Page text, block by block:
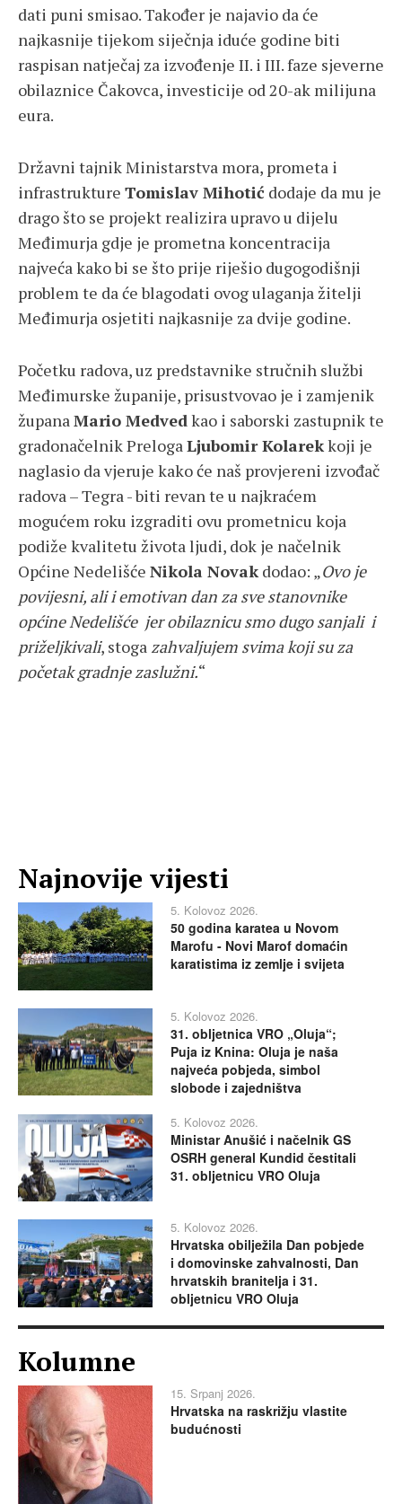
dati puni smisao. Također je najavio da će
najkasnije tijekom siječnja iduće godine biti
raspisan natječaj za izvođenje II. i III. faze sjeverne
obilaznice Čakovca, investicije od 20-ak milijuna
eura.
Državni tajnik Ministarstva mora, prometa i
infrastrukture Tomislav Mihotić dodaje da mu je
drago što se projekt realizira upravo u dijelu
Međimurja gdje je prometna koncentracija
najveća kako bi se što prije riješio dugogodišnji
problem te da će blagodati ovog ulaganja žitelji
Međimurja osjetiti najkasnije za dvije godine.
Početku radova, uz predstavnike stručnih službi
Međimurske županije, prisustvovao je i zamjenik
županaMario Medvedkao i saborski zastupnik te
gradonačelnik PrelogaLjubomir Kolarekkoji je
naglasio da vjeruje kako će naš provjereni izvođač
radova – Tegra - biti revan te u najkraćem
mogućem roku izgraditi ovu prometnicu koja
podiže kvalitetu života ljudi, dok je načelnik
Općine Nedelišće Nikola Novakdodao: „Ovo je
povijesni, ali i emotivan dan za sve stanovnike
općine Nedelišće jer obilaznicu smo dugo sanjali i
priželjkivali, stoga zahvaljujem svima koji su za
početak gradnje zaslužni.“
Najnovije vijesti
5. Kolovoz 2026.
50 godina karatea u Novom
Marofu - Novi Marof domaćin
karatistima iz zemlje i svijeta
5. Kolovoz 2026.
31. obljetnica VRO „Oluja“;
Puja iz Knina: Oluja je naša
najveća pobjeda, simbol
slobode i zajedništva
5. Kolovoz 2026.
Ministar Anušić i načelnik GS
OSRH general Kundid čestitali
31. obljetnicu VRO Oluja
5. Kolovoz 2026.
Hrvatska obilježila Dan pobjede
i domovinske zahvalnosti, Dan
hrvatskih branitelja i 31.
obljetnicu VRO Oluja
Kolumne
15. Srpanj 2026.
Hrvatska na raskrižju vlastite
budućnosti